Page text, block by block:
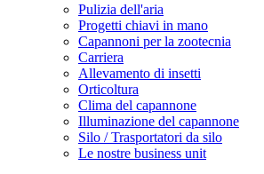
Pulizia dell'aria
Progetti chiavi in mano
Capannoni per la zootecnia
Carriera
Allevamento di insetti
Orticoltura
Clima del capannone
Illuminazione del capannone
Silo / Trasportatori da silo
Le nostre business unit